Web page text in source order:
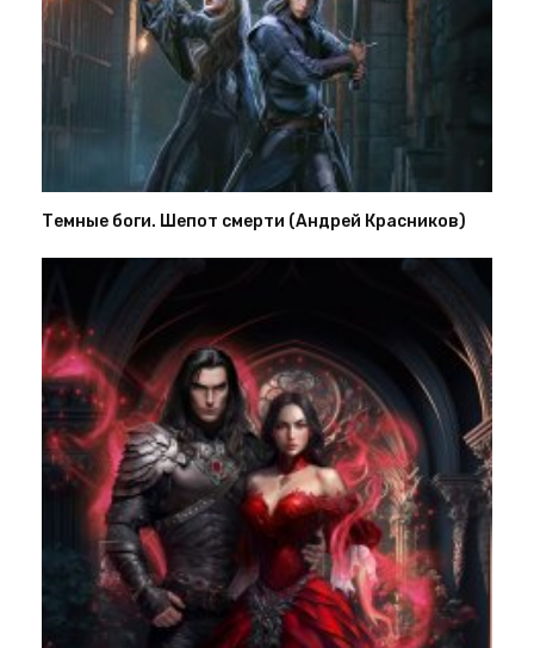
Темные боги. Шепот смерти (Андрей Красников)